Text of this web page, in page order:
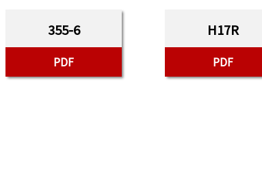
355-6
PDF
H17R
PDF